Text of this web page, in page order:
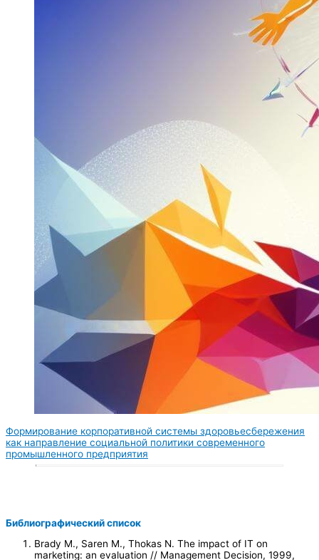
Формирование корпоративной системы здоровьесбережения
как направление социальной политики современного
промышленного предприятия
Библиографический список
Brady M., Saren M., Thokas N. The impact of IT on
marketing: an evaluation // Management Decision, 1999,